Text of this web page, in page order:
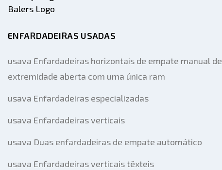
ENFARDADEIRAS USADAS
usava Enfardadeiras horizontais de empate manual de
extremidade aberta com uma única ram
usava Enfardadeiras especializadas
usava Enfardadeiras verticais
usava Duas enfardadeiras de empate automático
usava Enfardadeiras verticais têxteis